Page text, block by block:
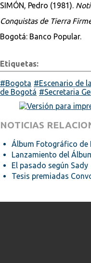
SIMÓN, Pedro (1981).
Conquistas de Tierra
Bogotá: Banco Popular.
Etiquetas:
Bogota Escenario de
de Bogotá
Secretaria
NOTICIAS
Álbum Fotográfico de
Lanzamiento del
El pasado según Sady
Tesis premiadas